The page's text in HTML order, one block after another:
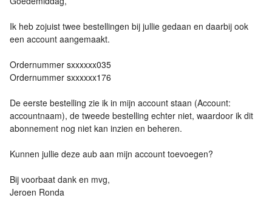
Ik heb zojuist twee bestellingen bij jullie gedaan en daarbij ook
een account aangemaakt.
Ordernummer sxxxxxx035
Ordernummer sxxxxxx176
De eerste bestelling zie ik in mijn account staan (Account:
accountnaam), de tweede bestelling echter niet, waardoor ik dit
abonnement nog niet kan inzien en beheren.
Kunnen jullie deze aub aan mijn account toevoegen?
Bij voorbaat dank en mvg,
Jeroen Ronda